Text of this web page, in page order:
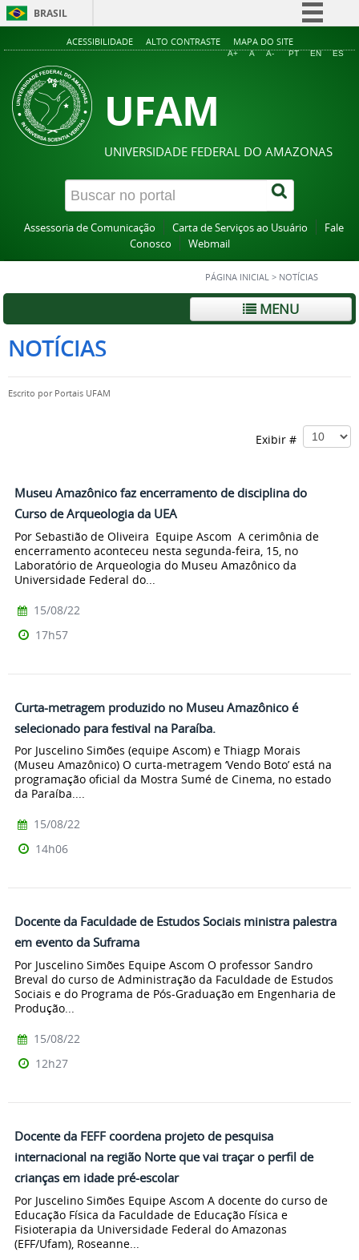
BRASIL
Simplifique!
Acesso à informação
ACESSIBILIDADE ALTO CONTRASTE MAPA DO SITE
A+ A A- PT EN ES
UFAM
UNIVERSIDADE FEDERAL DO AMAZONAS
Assessoria de Comunicação Carta de Serviços ao Usuário
Fale
Conosco
Webmail
PÁGINA INICIAL > NOTÍCIAS
MENU
NOTÍCIAS
Escrito por Portais UFAM
Exibir #
Museu Amazônico faz encerramento de disciplina do
Curso de Arqueologia da UEA
Por Sebastião de Oliveira Equipe Ascom A cerimônia de
encerramento aconteceu nesta segunda-feira, 15, no
Laboratório de Arqueologia do Museu Amazônico da
Universidade Federal do...
15/08/22
17h57
Curta-metragem produzido no Museu Amazônico é
selecionado para festival na Paraíba.
Por Juscelino Simões (equipe Ascom) e Thiagp Morais
(Museu Amazônico) O curta-metragem ‘Vendo Boto’ está na
programação oficial da Mostra Sumé de Cinema, no estado
da Paraíba....
15/08/22
14h06
Docente da Faculdade de Estudos Sociais ministra palestra
em evento da Suframa
Por Juscelino Simões Equipe Ascom O professor Sandro
Breval do curso de Administração da Faculdade de Estudos
Sociais e do Programa de Pós-Graduação em Engenharia de
Produção...
15/08/22
12h27
Docente da FEFF coordena projeto de pesquisa
internacional na região Norte que vai traçar o perfil de
crianças em idade pré-escolar
Por Juscelino Simões Equipe Ascom A docente do curso de
Educação Física da Faculdade de Educação Física e
Fisioterapia da Universidade Federal do Amazonas
(EFF/Ufam), Roseanne...